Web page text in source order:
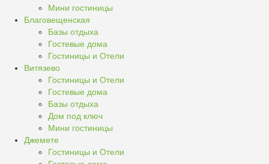
Мини гостиницы
Благовещенская
Базы отдыха
Гостевые дома
Гостиницы и Отели
Витязево
Гостиницы и Отели
Гостевые дома
Базы отдыха
Дом под ключ
Мини гостиницы
Джемете
Гостиницы и Отели